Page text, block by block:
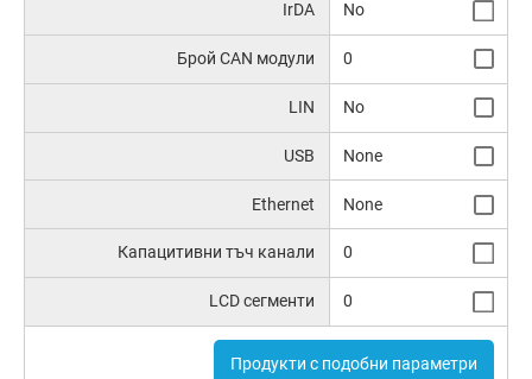
IrDA No
Брой CAN модули 0
LIN No
USB None
Ethernet None
Капацитивни тъч канали 0
LCD сегменти 0
Продукти с подобни параметри